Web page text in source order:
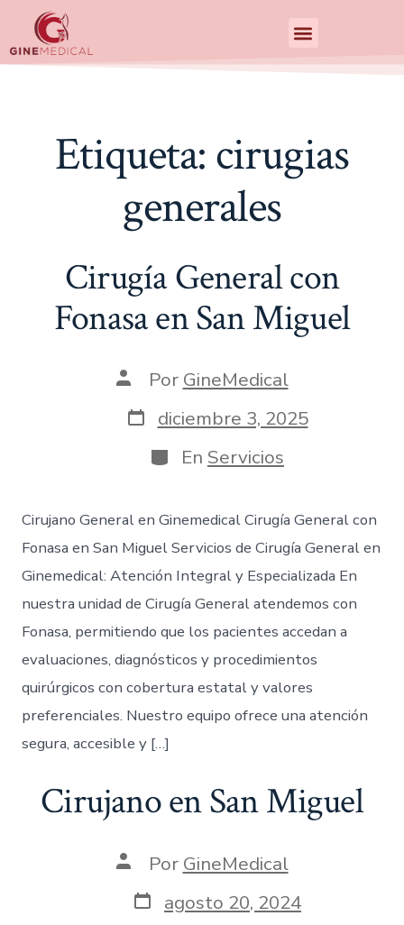
Etiqueta:cirugias
generales
Cirugía General con
Fonasa en San Miguel
Por GineMedical
diciembre 3, 2025
En Servicios
Cirujano General en Ginemedical Cirugía General con
Fonasa en San Miguel Servicios de Cirugía General en
Ginemedical: Atención Integral y Especializada En
nuestra unidad de Cirugía General atendemos con
Fonasa, permitiendo que los pacientes accedan a
evaluaciones, diagnósticos y procedimientos
quirúrgicos con cobertura estatal y valores
preferenciales. Nuestro equipo ofrece una atención
segura, accesible y […]
Cirujano en San Miguel
Por GineMedical
agosto 20, 2024